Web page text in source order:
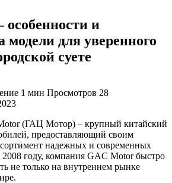
и
модели для уверенного
суете
1 мин Просмотров 28
(ГАЦ Мотор) – крупный китайский
предоставляющий своим
надежных и современных
году, компания GAC Motor быстро
не только на внутреннем рынке